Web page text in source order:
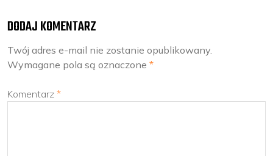
DODAJ KOMENTARZ
Twój adres e-mail nie zostanie opublikowany.
Wymagane pola są oznaczone *
Komentarz *